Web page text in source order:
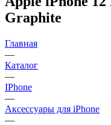
Graphite
Главная
—
Каталог
—
IPhone
—
Аксессуары для iPhone
—